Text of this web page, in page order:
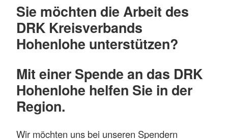
Sie möchten die Arbeit des
DRK Kreisverbands
Hohenlohe unterstützen?
Mit einer Spende an das DRK
Hohenlohe helfen Sie in der
Region.
Wir möchten uns bei unseren Spendern